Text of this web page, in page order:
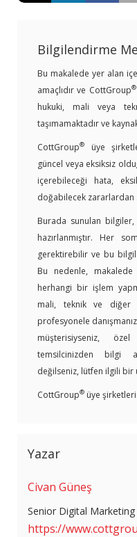
Bilgilendirme
Bu makalede yer alan
amaçlıdır ve CottGroup®
hukuki, mali veya
taşımamaktadır ve
CottGroup®
üye
güncel veya eksiksiz
içerebileceği hata,
doğabilecek
Burada sunulan bilgiler,
hazırlanmıştır. Her
gerektirebilir ve bu
Bu nedenle,
herhangi bir işlem
mali, teknik ve diğer
profesyonele
müşterisiyseniz,
temsilcinizden bilgi
değilseniz, lütfen ilgili bir
CottGroup® üye
Yazar
Civan Güneş
Senior Digital Marketing
https://